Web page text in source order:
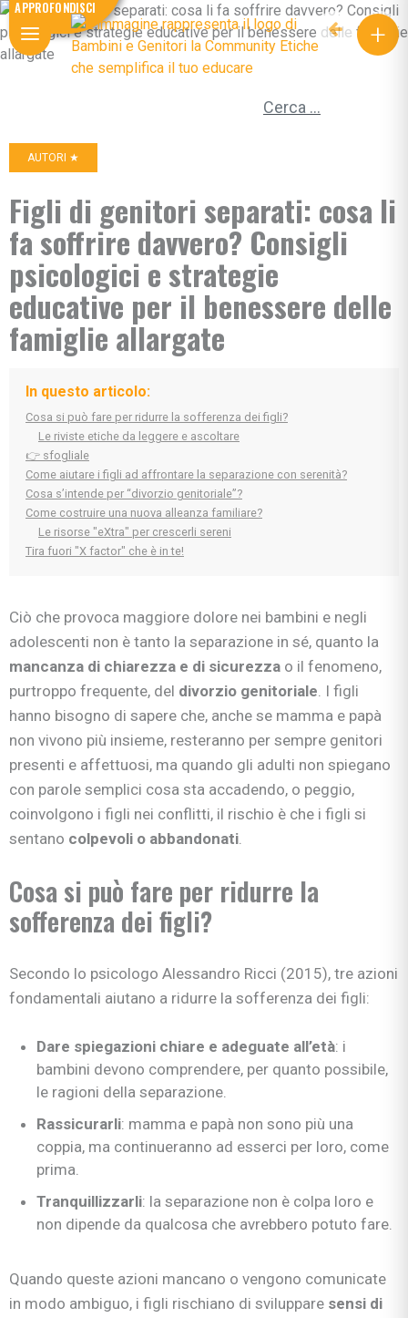
+
APPROFONDISCI
AUTORI ★
Figli di genitori separati: cosa li
fa soffrire davvero? Consigli
psicologici e strategie
educative per il benessere delle
famiglie allargate
In questo articolo:
Cosa si può fare per ridurre la sofferenza dei figli?
Le riviste etiche da leggere e ascoltare
👉 sfogliale
Come aiutare i figli ad affrontare la separazione con serenità?
Cosa s’intende per “divorzio genitoriale”?
Come costruire una nuova alleanza familiare?
Le risorse "eXtra" per crescerli sereni
Tira fuori "X factor" che è in te!
Ciò che provoca maggiore dolore nei bambini e negli
adolescenti non è tanto la separazione in sé, quanto la
mancanza di chiarezza e di sicurezza o il fenomeno,
purtroppo frequente, del divorzio genitoriale. I figli
hanno bisogno di sapere che, anche se mamma e papà
non vivono più insieme, resteranno per sempre genitori
presenti e affettuosi, ma quando gli adulti non spiegano
con parole semplici cosa sta accadendo, o peggio,
coinvolgono i figli nei conflitti, il rischio è che i figli si
sentano colpevoli o abbandonati.
Cosa si può fare per ridurre la
sofferenza dei figli?
Secondo lo psicologo Alessandro Ricci (2015), tre azioni
fondamentali aiutano a ridurre la sofferenza dei figli:
Dare spiegazioni chiare e adeguate all’età: i
bambini devono comprendere, per quanto possibile,
le ragioni della separazione.
Rassicurarli: mamma e papà non sono più una
coppia, ma continueranno ad esserci per loro, come
prima.
Tranquillizzarli: la separazione non è colpa loro e
non dipende da qualcosa che avrebbero potuto fare.
Quando queste azioni mancano o vengono comunicate
in modo ambiguo, i figli rischiano di sviluppare sensi di